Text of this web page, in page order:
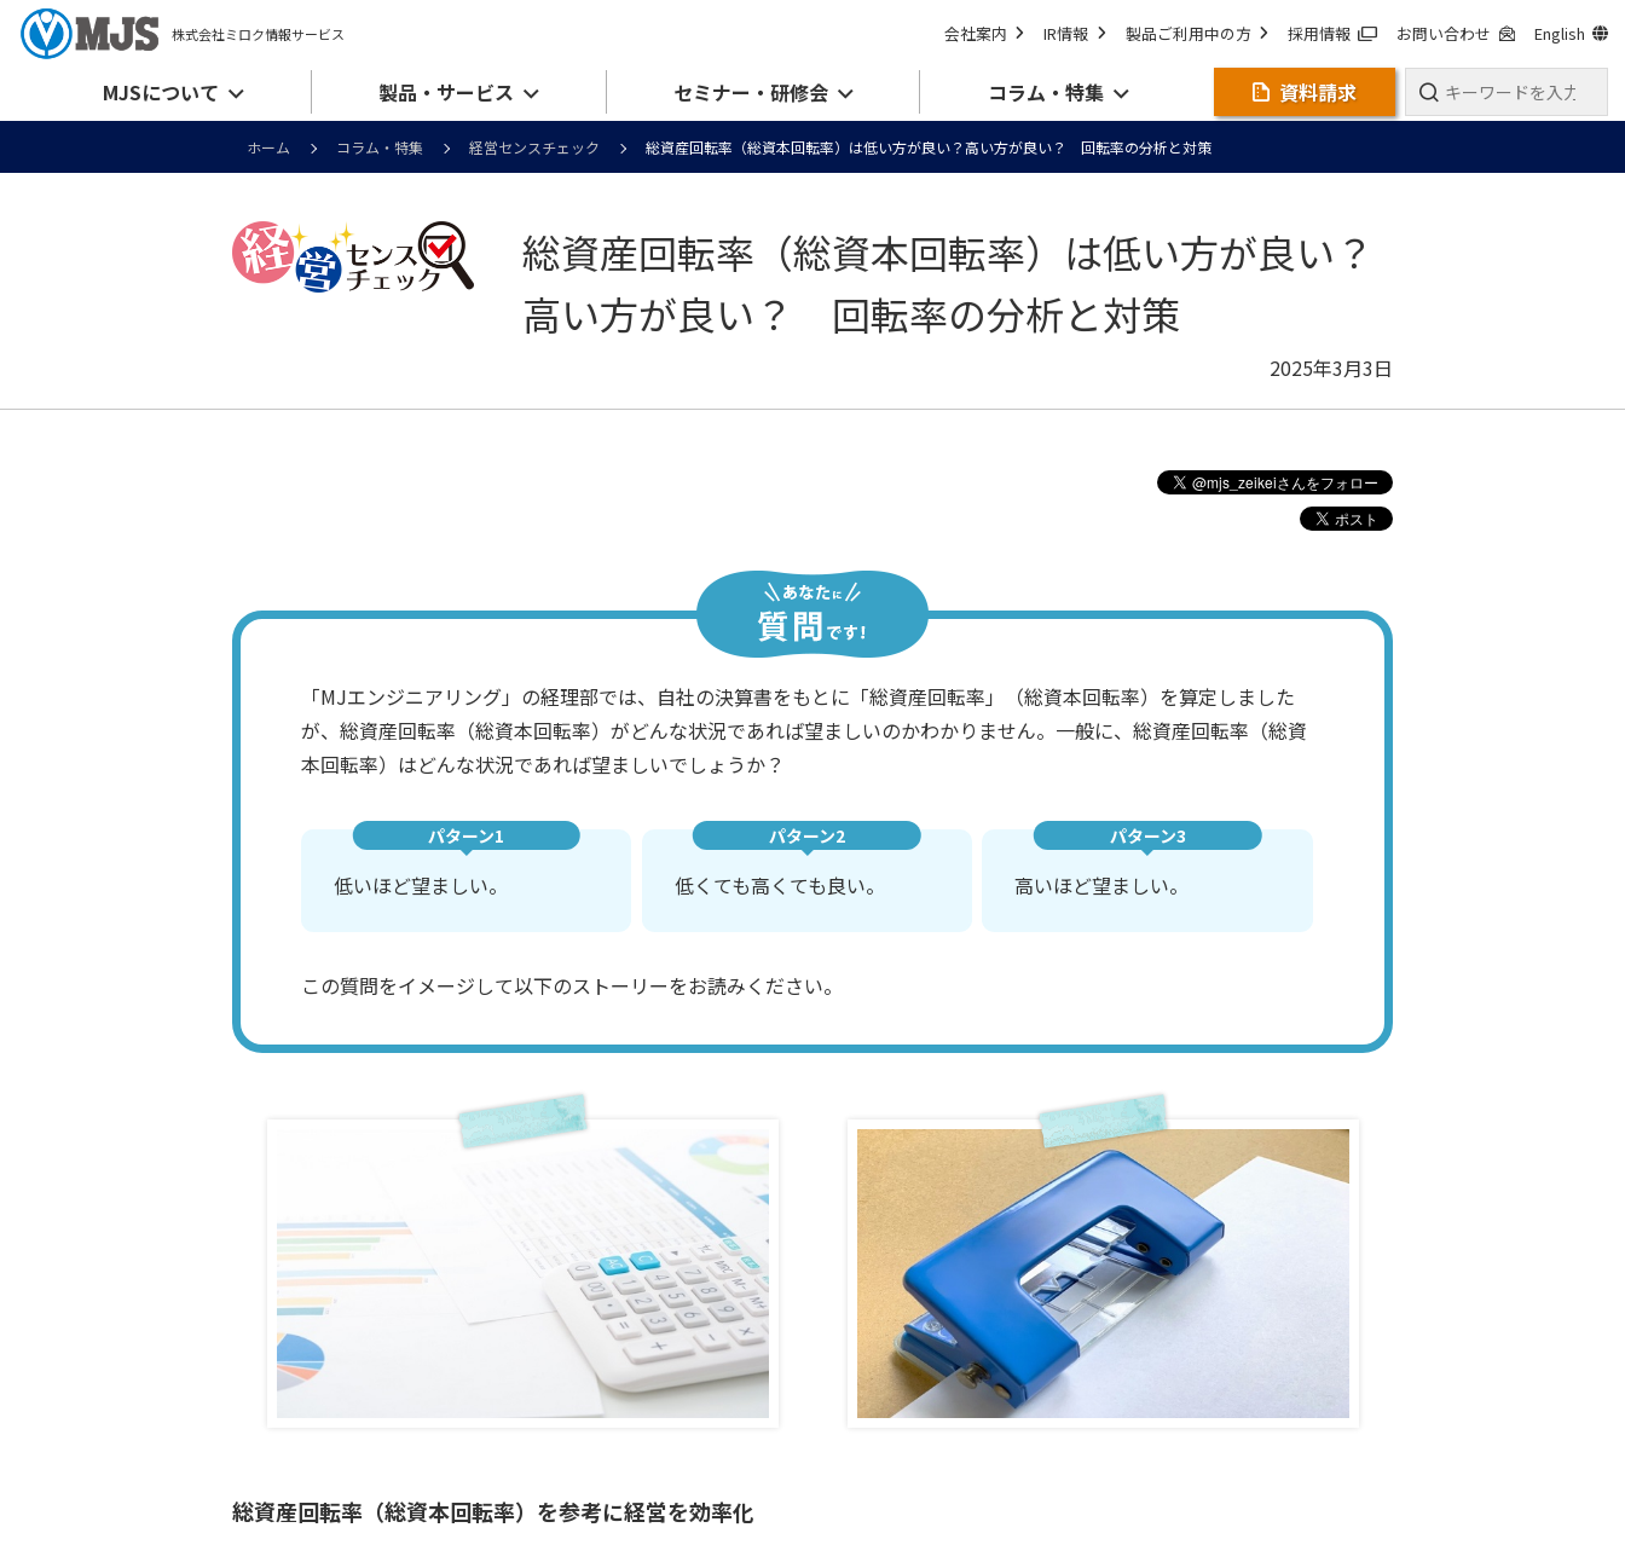
株式会社ミロク情報サービス 会社案内 IR情報 製品ご利用中の方 採用情報 お問い合わせ English
MJSについて 製品・サービス セミナー・研修会 コラム・特集 資料請求
ホーム コラム・特集 経営センスチェック 総資産回転率（総資本回転率）は低い方が良い？高い方が良い？ 回転率の分析と対策
総資産回転率（総資本回転率）は低い方が良い？
高い方が良い？ 回転率の分析と対策
2025年3月3日
「MJエンジニアリング」の経理部では、自社の決算書をもとに「総資産回転率」（総資本回転率）を算定しました
が、総資産回転率（総資本回転率）がどんな状況であれば望ましいのかわかりません。一般に、総資産回転率（総資
本回転率）はどんな状況であれば望ましいでしょうか？
パターン1
低いほど望ましい。
パターン2
低くても高くても良い。
パターン3
高いほど望ましい。
この質問をイメージして以下のストーリーをお読みください。
総資産回転率（総資本回転率）を参考に経営を効率化